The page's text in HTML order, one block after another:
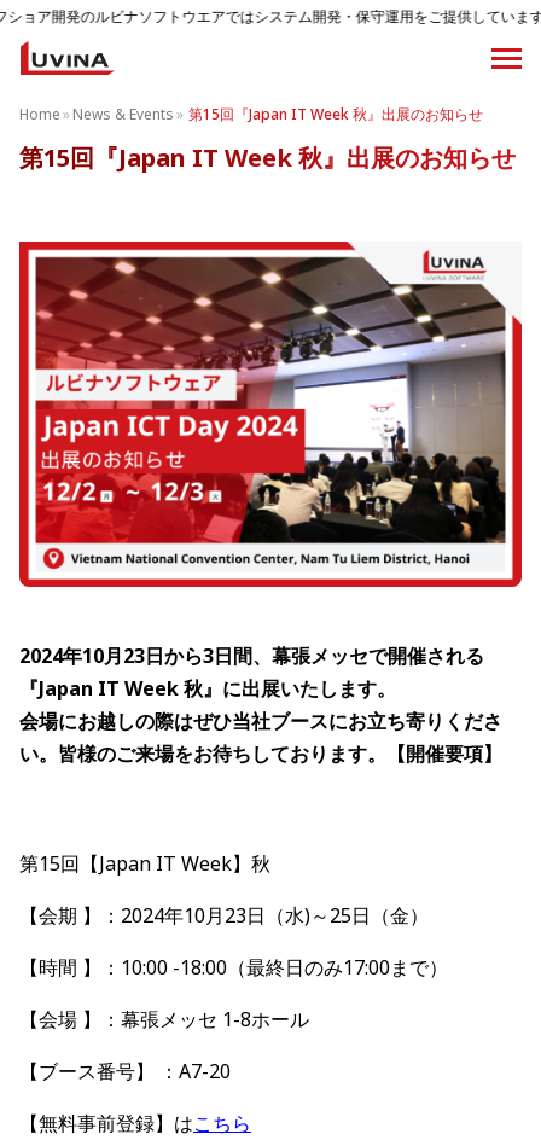
ルビナソフトウエアではシステム開発・保守運用をご提供しています。
Home»News & Events» 第15回『Japan IT Week 秋』出展のお知らせ
第15回『Japan IT Week 秋』出展のお知らせ
2024年10月23日から3日間、幕張メッセで開催される
『Japan IT Week 秋』に出展いたします。
会場にお越しの際はぜひ当社ブースにお立ち寄りくださ
い。皆様のご来場をお待ちしております。
【開催要項】
第15回【Japan IT Week】秋
【会期 】：2024年10月23日（水)～25日（金）
【時間 】：10:00 -18:00（最終日のみ17:00まで）
【会場 】：幕張メッセ 1-8ホール
【ブース番号】 ：A7-20
【無料事前登録】はこちら